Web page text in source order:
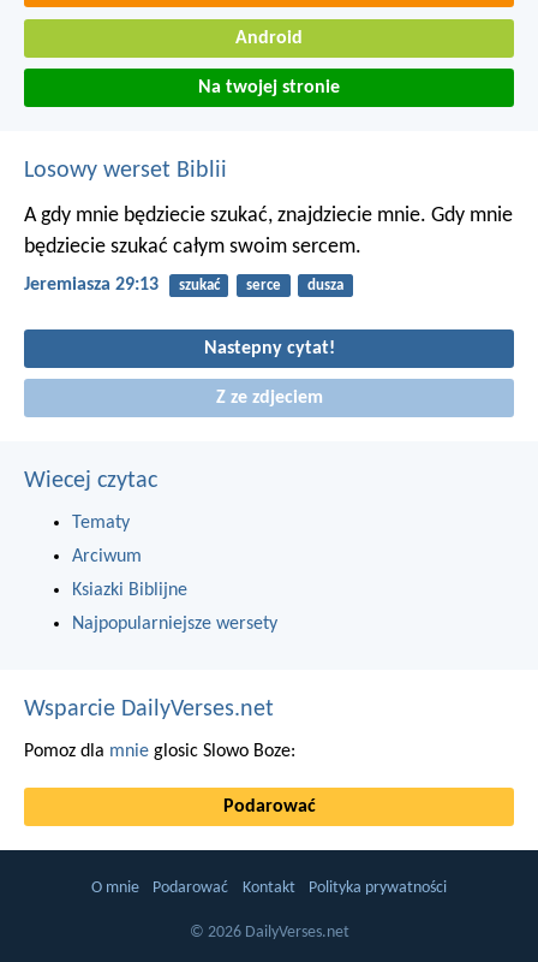
Android
Na twojej stronie
Losowy werset Biblii
A gdy mnie będziecie szukać, znajdziecie mnie. Gdy mnie
będziecie szukać całym swoim sercem.
Jeremiasza 29:13 szukać serce dusza
Nastepny cytat!
Z ze zdjeciem
Wiecej czytac
Tematy
Arciwum
Ksiazki Biblijne
Najpopularniejsze wersety
Wsparcie DailyVerses.net
Pomoz dla mnie glosic Slowo Boze:
Podarować
O mnie Podarować Kontakt Polityka prywatności
© 2026 DailyVerses.net